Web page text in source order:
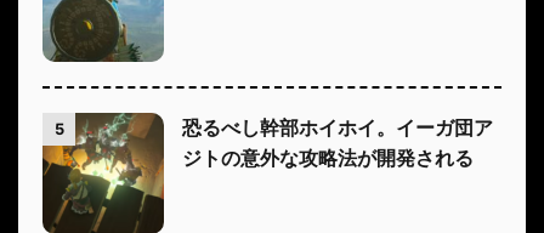
5
恐るべし幹部ホイホイ。イーガ団ア
ジトの意外な攻略法が開発される